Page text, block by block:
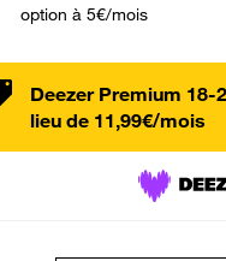
option à 5€/mois
Deezer Premium 18-
lieu de 11,99€/mois